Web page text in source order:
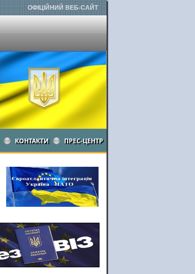
ОФІЦІЙНИЙ ВЕБ-САЙТ
КОНТАКТИ ПРЕС-ЦЕНТР